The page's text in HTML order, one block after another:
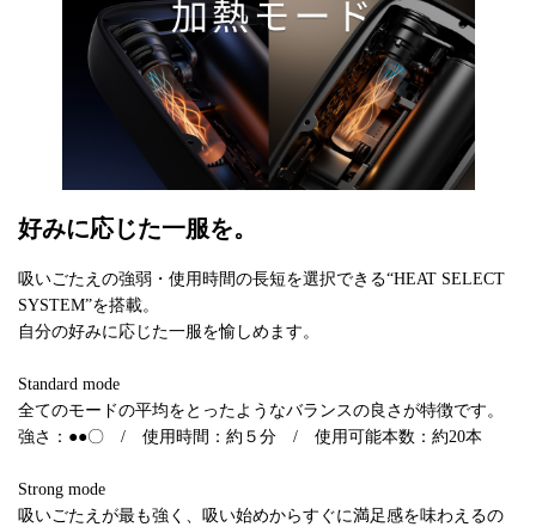
好みに応じた一服を。
吸いごたえの強弱・使用時間の長短を選択できる“HEAT SELECT
SYSTEM”を搭載。
自分の好みに応じた一服を愉しめます。
Standard mode
全てのモードの平均をとったようなバランスの良さが特徴です。
強さ：●●〇 / 使用時間：約５分 / 使用可能本数：約20本
Strong mode
吸いごたえが最も強く、吸い始めからすぐに満足感を味わえるの